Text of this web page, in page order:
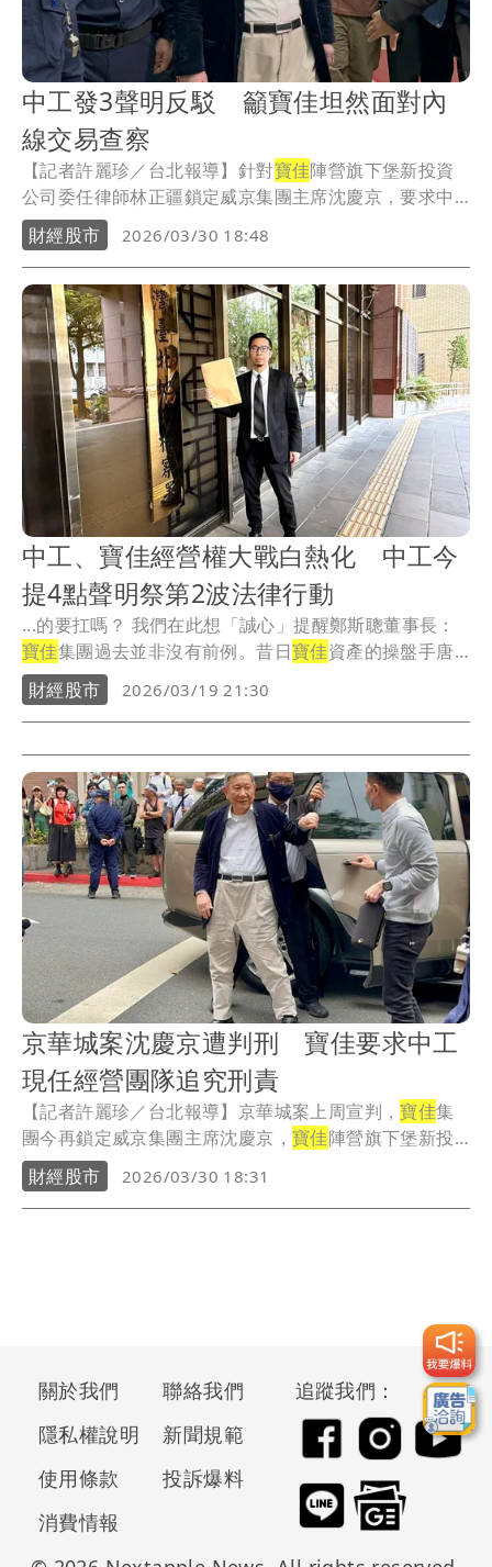
中工發3聲明反駁 籲寶佳坦然面對內
線交易查察
【記者許麗珍／台北報導】針對寶佳陣營旗下堡新投資
公司委任律師林正疆鎖定威京集團主席沈慶京，要求中
華工...
財經股市 2026/03/30 18:48
中工、寶佳經營權大戰白熱化 中工今
提4點聲明祭第2波法律行動
...的要扛嗎？ 我們在此想「誠心」提醒鄭斯聰董事長：
寶佳集團過去並非沒有前例。昔日寶佳資產的操盤手唐
楚...
財經股市 2026/03/19 21:30
京華城案沈慶京遭判刑 寶佳要求中工
現任經營團隊追究刑責
【記者許麗珍／台北報導】京華城案上周宣判，寶佳集
團今再鎖定威京集團主席沈慶京， 寶佳陣營旗下堡新投
資公...
財經股市 2026/03/30 18:31
關於我們
聯絡我們
隱私權說明
新聞規範
使用條款
投訴爆料
消費情報
追蹤我們：